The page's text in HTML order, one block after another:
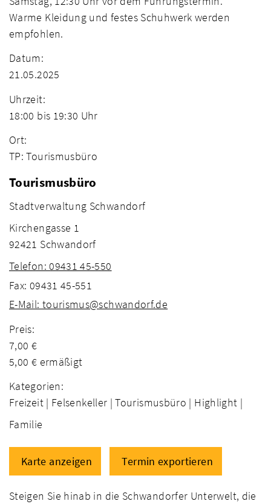
Warme Kleidung und festes Schuhwerk werden
empfohlen.
Datum:
21.05.2025
Uhrzeit:
18:00 bis 19:30 Uhr
Ort:
TP: Tourismusbüro
Tourismusbüro
Stadtverwaltung Schwandorf
Kirchengasse 1
92421 Schwandorf
Telefon: 09431 45-550
Fax: 09431 45-551
E-Mail: tourismus@schwandorf.de
Preis:
7,00 €
5,00 € ermäßigt
Kategorien:
Freizeit | Felsenkeller | Tourismusbüro | Highlight |
Familie
Karte anzeigen Termin exportieren
Steigen Sie hinab in die Schwandorfer Unterwelt, die